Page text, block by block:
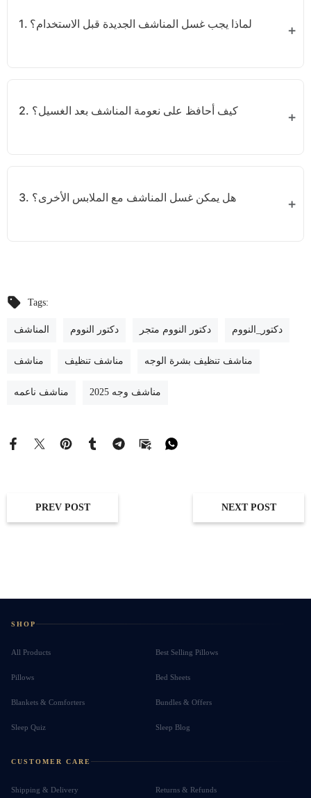
1. لماذا يجب غسل المناشف الجديدة قبل الاستخدام؟
2. كيف أحافظ على نعومة المناشف بعد الغسيل؟
3. هل يمكن غسل المناشف مع الملابس الأخرى؟
Tags:
المناشف دكتور النووم دكتور النووم متجر دكتور_النووم
مناشف مناشف تنظيف مناشف تنظيف بشرة الوجه
مناشف ناعمه مناشف وجه 2025
PREV POST NEXT POST
SHOP
All Products Best Selling Pillows
Pillows Bed Sheets
Blankets & Comforters Bundles & Offers
Sleep Quiz Sleep Blog
CUSTOMER CARE
Shipping & Delivery Returns & Refunds